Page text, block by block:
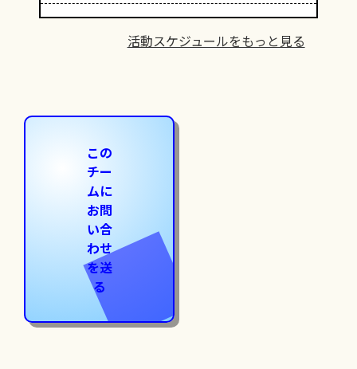
活動スケジュールをもっと見る
この
チー
ムに
お問
い合
わせ
を送
る